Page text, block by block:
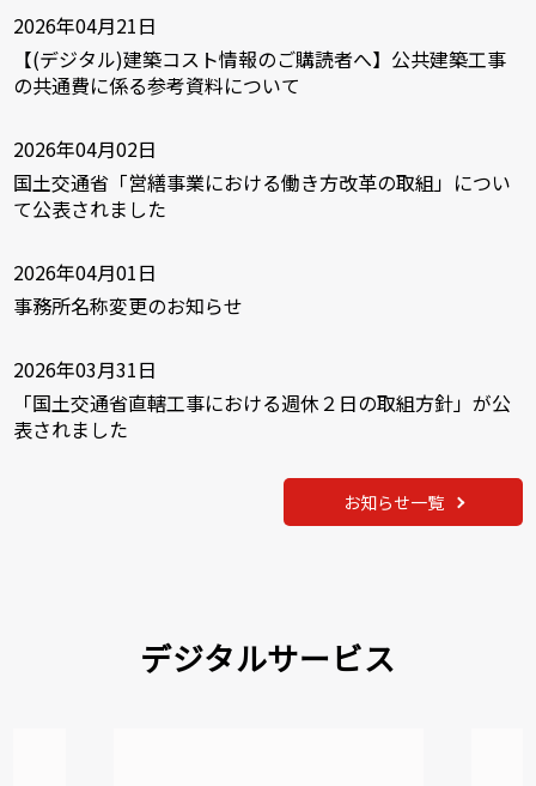
2026年04月21日
【(デジタル)建築コスト情報のご購読者へ】公共建築工事
の共通費に係る参考資料について
2026年04月02日
国土交通省「営繕事業における働き方改革の取組」につい
て公表されました
2026年04月01日
事務所名称変更のお知らせ
2026年03月31日
「国土交通省直轄工事における週休２日の取組方針」が公
表されました
お知らせ一覧
デジタルサービス